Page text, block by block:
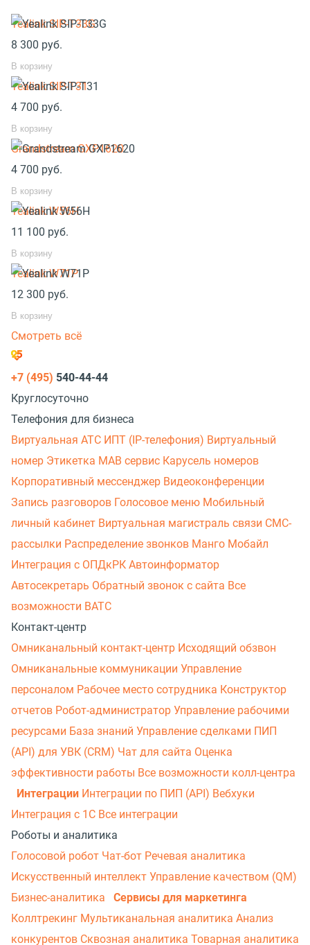
Yealink SIP-T33G
8 300 руб.
В корзину
Yealink SIP-T31
4 700 руб.
В корзину
Grandstream GXP1620
4 700 руб.
В корзину
Yealink W56H
11 100 руб.
В корзину
Yealink W71P
12 300 руб.
В корзину
Смотреть всё
+7 (495) 540-44-44
Круглосуточно
Телефония для бизнеса
Виртуальная АТС ИПТ (IP-телефония) Виртуальный
номер Этикетка МАВ сервис Карусель номеров
Корпоративный мессенджер Видеоконференции
Запись разговоров Голосовое меню Мобильный
личный кабинет Виртуальная магистраль связи СМС-
рассылки Распределение звонков Манго Мобайл
Интеграция с ОПДкРК Автоинформатор
Автосекретарь Обратный звонок с сайта Все
возможности ВАТС
Контакт-центр
Омниканальный контакт-центр Исходящий обзвон
Омниканальные коммуникации Управление
персоналом Рабочее место сотрудника Конструктор
отчетов Робот-администратор Управление рабочими
ресурсами База знаний Управление сделками ПИП
(API) для УВК (CRM) Чат для сайта Оценка
эффективности работы Все возможности колл-центра
Интеграции Интеграции по ПИП (API) Вебхуки
Интеграция с 1С Все интеграции
Роботы и аналитика
Голосовой робот Чат-бот Речевая аналитика
Искусственный интеллект Управление качеством (QM)
Бизнес-аналитика
Сервисы для маркетинга
Коллтрекинг Мультиканальная аналитика Анализ
конкурентов Сквозная аналитика Товарная аналитика